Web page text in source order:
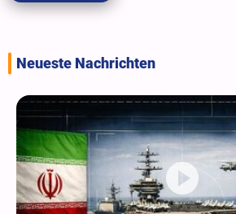
Neueste Nachrichten